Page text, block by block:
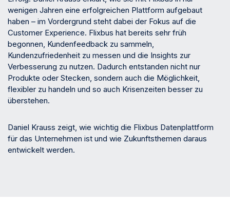
wenigen Jahren eine erfolgreichen Plattform aufgebaut
haben – im Vordergrund steht dabei der Fokus auf die
Customer Experience. Flixbus hat bereits sehr früh
begonnen, Kundenfeedback zu sammeln,
Kundenzufriedenheit zu messen und die Insights zur
Verbesserung zu nutzen. Dadurch entstanden nicht nur
Produkte oder Stecken, sondern auch die Möglichkeit,
flexibler zu handeln und so auch Krisenzeiten besser zu
überstehen.
Daniel Krauss zeigt, wie wichtig die Flixbus Datenplattform
für das Unternehmen ist und wie Zukunftsthemen daraus
entwickelt werden.